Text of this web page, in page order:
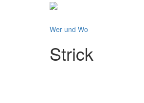
Wer und Wo
Strick